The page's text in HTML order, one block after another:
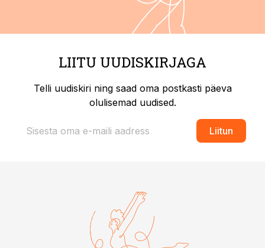
LIITU UUDISKIRJAGA
Telli uudiskiri ning saad oma postkasti päeva
olulisemad uudised.
Liitun